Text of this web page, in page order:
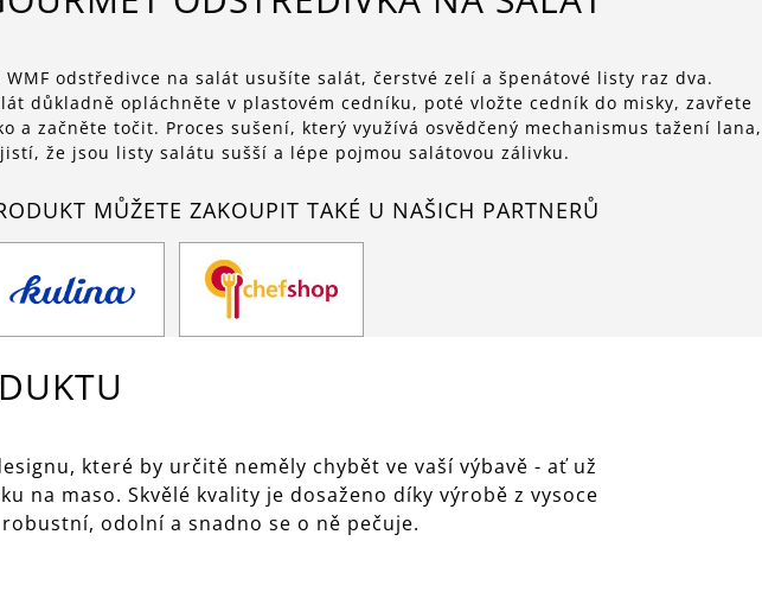
WMF odstředivce na salát usušíte salát, čerstvé zelí a špenátové listy raz dva.
důkladně opláchněte v plastovém cedníku, poté vložte cedník do misky, zavřete
a začněte točit. Proces sušení, který využívá osvědčený mechanismus tažení lana,
že jsou listy salátu sušší a lépe pojmou salátovou zálivku.
MŮŽETE ZAKOUPIT TAKÉ U NAŠICH PARTNERŮ
které by určitě neměly chybět ve vaší výbavě - ať už
na maso. Skvělé kvality je dosaženo díky výrobě z vysoce
odolní a snadno se o ně pečuje.